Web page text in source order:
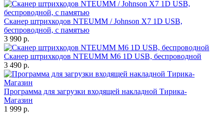
Сканер штрихкодов NTEUMM / Johnson X7 1D USB,
беспроводной, с памятью
3 990 р.
Сканер штрихкодов NTEUMM M6 1D USB, беспроводной
3 490 р.
Программа для загрузки входящей накладной Тирика-
Магазин
1 999 р.